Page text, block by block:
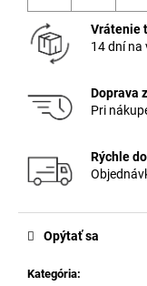
Vrátenie
14 dní na
Doprava
Pri
Rýchle
Kategória:
Opýtať sa